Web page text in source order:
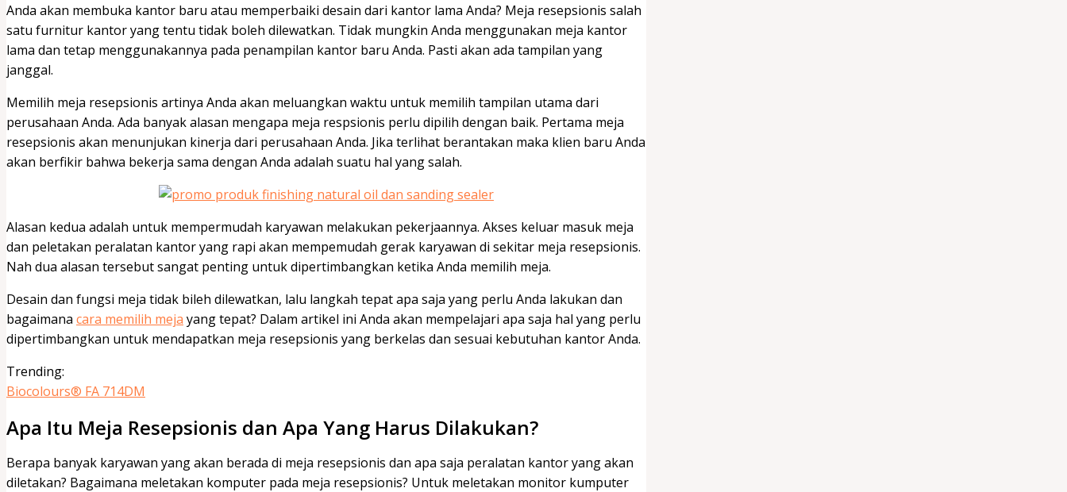
Anda akan membuka kantor baru atau memperbaiki desain dari kantor lama Anda? Meja resepsionis salah
satu furnitur kantor yang tentu tidak boleh dilewatkan. Tidak mungkin Anda menggunakan meja kantor
lama dan tetap menggunakannya pada penampilan kantor baru Anda. Pasti akan ada tampilan yang
janggal.
Memilih meja resepsionis artinya Anda akan meluangkan waktu untuk memilih tampilan utama dari
perusahaan Anda. Ada banyak alasan mengapa meja respsionis perlu dipilih dengan baik. Pertama meja
resepsionis akan menunjukan kinerja dari perusahaan Anda. Jika terlihat berantakan maka klien baru Anda
akan berfikir bahwa bekerja sama dengan Anda adalah suatu hal yang salah.
Alasan kedua adalah untuk mempermudah karyawan melakukan pekerjaannya. Akses keluar masuk meja
dan peletakan peralatan kantor yang rapi akan mempemudah gerak karyawan di sekitar meja resepsionis.
Nah dua alasan tersebut sangat penting untuk dipertimbangkan ketika Anda memilih meja.
Desain dan fungsi meja tidak bileh dilewatkan, lalu langkah tepat apa saja yang perlu Anda lakukan dan
bagaimana cara memilih meja yang tepat? Dalam artikel ini Anda akan mempelajari apa saja hal yang perlu
dipertimbangkan untuk mendapatkan meja resepsionis yang berkelas dan sesuai kebutuhan kantor Anda.
Trending:
Biocolours® FA 714DM
Apa Itu Meja Resepsionis dan Apa Yang Harus Dilakukan?
Berapa banyak karyawan yang akan berada di meja resepsionis dan apa saja peralatan kantor yang akan
diletakan? Bagaimana meletakan komputer pada meja resepsionis? Untuk meletakan monitor kumputer